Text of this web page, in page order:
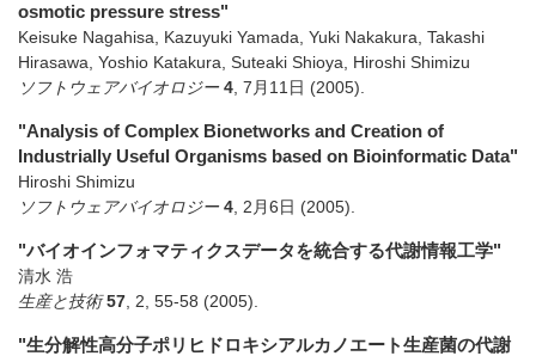
osmotic pressure stress"
Keisuke Nagahisa, Kazuyuki Yamada, Yuki Nakakura, Takashi
Hirasawa, Yoshio Katakura, Suteaki Shioya, Hiroshi Shimizu
ソフトウェアバイオロジー 4 7月11日 (2005)
"Analysis of Complex Bionetworks and Creation of
Industrially Useful Organisms based on Bioinformatic Data"
Hiroshi Shimizu
ソフトウェアバイオロジー 4 2月6日 (2005)
"バイオインフォマティクスデータを統合する代謝情報工学"
清水 浩
生産と技術 57 2 55-58 (2005)
"生分解性高分子ポリヒドロキシアルカノエート生産菌の代謝